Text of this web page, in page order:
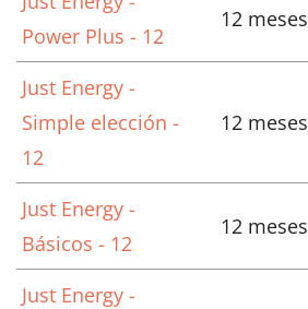
Power Plus - 12
12 meses
Just Energy -
Simple elección -
12
12 meses
Just Energy -
Básicos - 12
12 meses
Just Energy -